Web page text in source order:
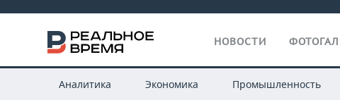
НОВОСТИ
Аналитика Экономика Промышленность